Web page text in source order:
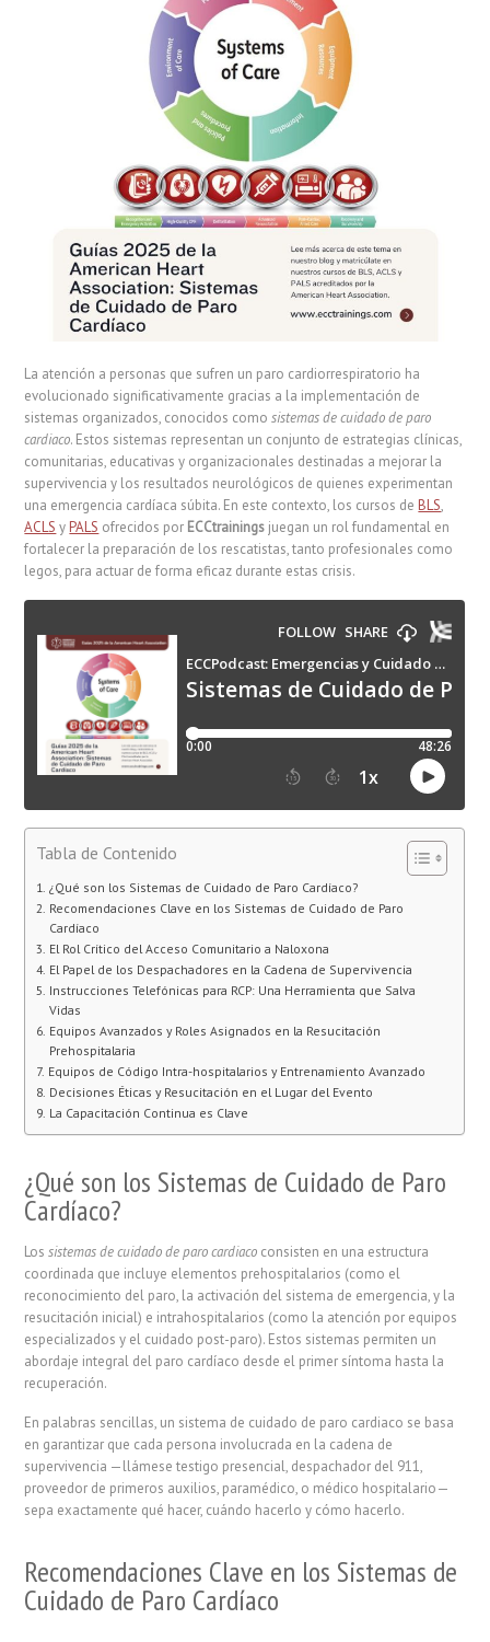
La atención a personas que sufren un paro cardiorrespiratorio ha
evolucionado significativamente gracias a la implementación de
sistemas organizados, conocidos comosistemas de cuidado de paro
cardiaco. Estos sistemas representan un conjunto de estrategias clínicas,
comunitarias, educativas y organizacionales destinadas a mejorar la
supervivencia y los resultados neurológicos de quienes experimentan
una emergencia cardíaca súbita. En este contexto, los cursos deBLS,
ACLS yPALS ofrecidos por ECCtrainings juegan un rol fundamental en
fortalecer la preparación de los rescatistas, tanto profesionales como
legos, para actuar de forma eficaz durante estas crisis.
Tabla de Contenido
¿Qué son los Sistemas de Cuidado de Paro Cardíaco?
Recomendaciones Clave en los Sistemas de Cuidado de Paro
Cardíaco
El Rol Crítico del Acceso Comunitario a Naloxona
El Papel de los Despachadores en la Cadena de Supervivencia
Instrucciones Telefónicas para RCP: Una Herramienta que Salva
Vidas
Equipos Avanzados y Roles Asignados en la Resucitación
Prehospitalaria
Equipos de Código Intra-hospitalarios y Entrenamiento Avanzado
Decisiones Éticas y Resucitación en el Lugar del Evento
La Capacitación Continua es Clave
¿Qué son los Sistemas de Cuidado de Paro
Cardíaco?
Lossistemas de cuidado de paro cardiaco consisten en una estructura
coordinada que incluye elementos prehospitalarios (como el
reconocimiento del paro, la activación del sistema de emergencia, y la
resucitación inicial) e intrahospitalarios (como la atención por equipos
especializados y el cuidado post-paro). Estos sistemas permiten un
abordaje integral del paro cardíaco desde el primer síntoma hasta la
recuperación.
En palabras sencillas, un sistema de cuidado de paro cardiaco se basa
en garantizar que cada persona involucrada en la cadena de
supervivencia —llámese testigo presencial, despachador del 911,
proveedor de primeros auxilios, paramédico, o médico hospitalario—
sepa exactamente qué hacer, cuándo hacerlo y cómo hacerlo.
Recomendaciones Clave en los Sistemas de
Cuidado de Paro Cardíaco